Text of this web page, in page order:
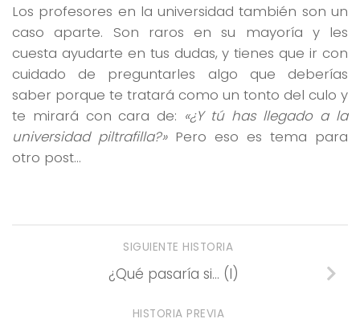
Los profesores en la universidad también son un
caso aparte. Son raros en su mayoría y les
cuesta ayudarte en tus dudas, y tienes que ir con
cuidado de preguntarles algo que deberías
saber porque te tratará como un tonto del culo y
te mirará con cara de: «¿Y tú has llegado a la
universidad piltrafilla?»Pero eso es tema para
otro post…
SIGUIENTE HISTORIA
¿Qué pasaría si… (I)
HISTORIA PREVIA